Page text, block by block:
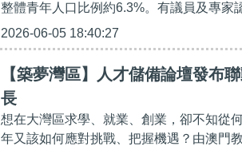
整體青年人口比例約6.3%。有議員及專家
2026-06-05 18:40:27
【築夢灣區】人才儲備論壇發布
長
想在大灣區求學、就業、創業，卻不知從
年又該如何應對挑戰、把握機遇？由澳門